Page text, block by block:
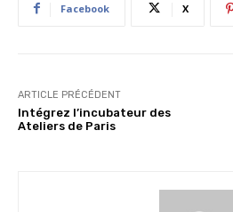
Facebook X
ARTICLE PRÉCÉDENT
Intégrez l’incubateur des
Ateliers de Paris